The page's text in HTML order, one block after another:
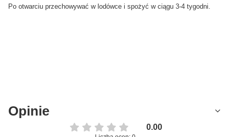
Po otwarciu przechowywać w lodówce i spożyć w ciągu 3-4 tygodni.
Opinie
0.00